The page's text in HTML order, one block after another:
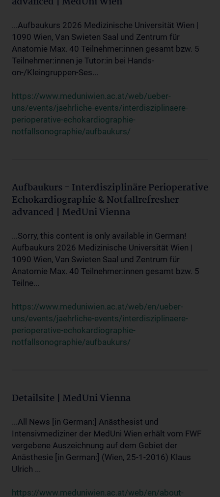
...Aufbaukurs 2026 Medizinische Universität Wien |
1090 Wien, Van Swieten Saal und Zentrum für
Anatomie Max. 40 Teilnehmer:innen gesamt bzw. 5
Teilnehmer:innen je Tutor:in bei Hands-
on-/Kleingruppen-Ses...
https://www.meduniwien.ac.at/web/ueber-
uns/events/jaehrliche-events/interdisziplinaere-
perioperative-echokardiographie-
notfallsonographie/aufbaukurs/
Aufbaukurs - Interdisziplinäre Perioperative
Echokardiographie & Notfallrefresher
advanced | MedUni Vienna
...Sorry, this content is only available in German!
Aufbaukurs 2026 Medizinische Universität Wien |
1090 Wien, Van Swieten Saal und Zentrum für
Anatomie Max. 40 Teilnehmer:innen gesamt bzw. 5
Teilne...
https://www.meduniwien.ac.at/web/en/ueber-
uns/events/jaehrliche-events/interdisziplinaere-
perioperative-echokardiographie-
notfallsonographie/aufbaukurs/
Detailsite | MedUni Vienna
...All News [in German:] Anästhesist und
Intensivmediziner der MedUni Wien erhält vom FWF
vergebene Auszeichnung auf dem Gebiet der
Anästhesie [in German:] (Wien, 25-1-2016) Klaus
Ulrich ...
https://www.meduniwien.ac.at/web/en/about-